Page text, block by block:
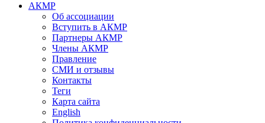
АКМР
Об ассоциации
Вступить в АКМР
Партнеры АКМР
Члены АКМР
Правление
СМИ и отзывы
Контакты
Теги
Карта сайта
English